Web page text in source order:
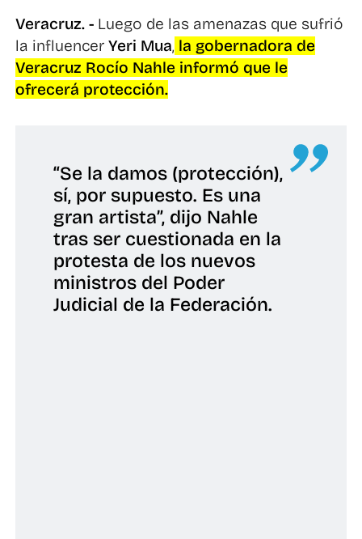
Veracruz. - Luego de las amenazas que sufrió
la influencer Yeri Mua, la gobernadora de
Veracruz Rocío Nahle informó que le
ofrecerá protección.
“Se la damos (protección),
sí, por supuesto. Es una
gran artista”, dijo Nahle
tras ser cuestionada en la
protesta de los nuevos
ministros del Poder
Judicial de la Federación.